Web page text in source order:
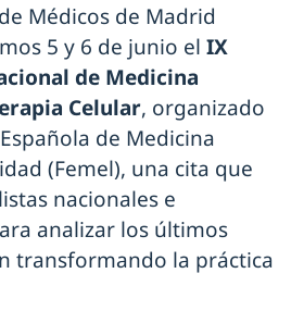
Médicos de Madrid
5 y 6 de junio el IX
de Medicina
Celular, organizado
de Medicina
(Femel), una cita que
nacionales e
analizar los últimos
transformando la práctica